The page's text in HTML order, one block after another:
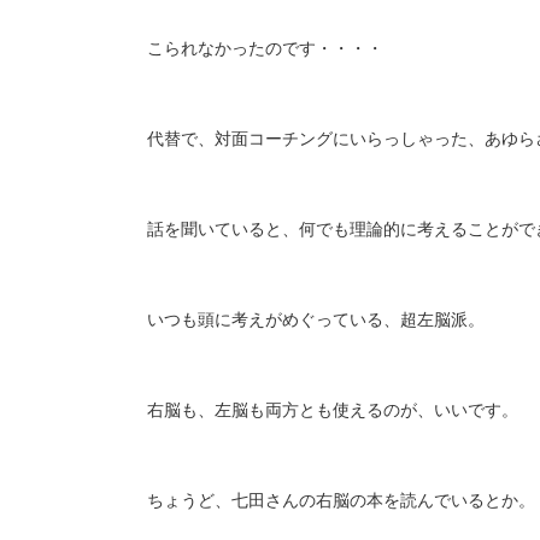
こられなかったのです・・・・
代替で、対面コーチングにいらっしゃった、あゆら
話を聞いていると、何でも理論的に考えることがで
いつも頭に考えがめぐっている、超左脳派。
右脳も、左脳も両方とも使えるのが、いいです。
ちょうど、七田さんの右脳の本を読んでいるとか。